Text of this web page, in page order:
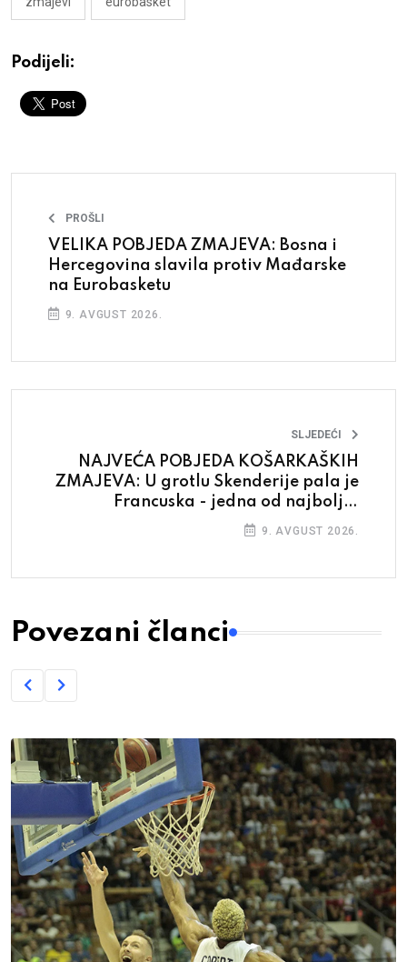
Podijeli:
PROŠLI
VELIKA POBJEDA ZMAJEVA: Bosna i
Hercegovina slavila protiv Mađarske
na Eurobasketu
9. AVGUST 2026.
SLJEDEĆI
NAJVEĆA POBJEDA KOŠARKAŠKIH
ZMAJEVA: U grotlu Skenderije pala je
Francuska - jedna od najboljih
reprezentacija svijeta
9. AVGUST 2026.
Povezani članci